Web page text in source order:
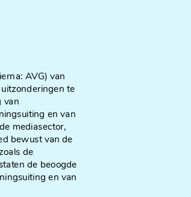
AVG) van
te
van
en van
mediasector,
bewust van de
de
de beoogde
en van